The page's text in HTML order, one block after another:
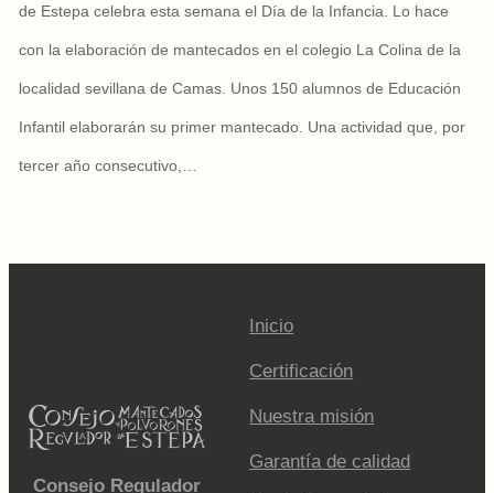
de Estepa celebra esta semana el Día de la Infancia. Lo hace
con la elaboración de mantecados en el colegio La Colina de la
localidad sevillana de Camas. Unos 150 alumnos de Educación
Infantil elaborarán su primer mantecado. Una actividad que, por
tercer año consecutivo,…
Consejo Regulador
Inicio
Certificación
Nuestra misión
Garantía de calidad